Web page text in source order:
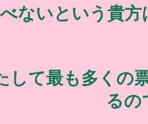
ないという貴
して最も多くの
るの